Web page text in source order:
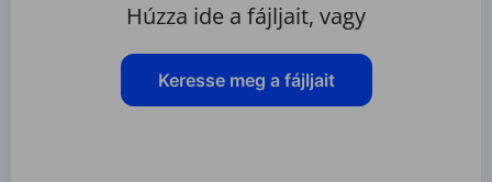
Húzza ide a fájljait, vagy
Keresse meg a fájljait